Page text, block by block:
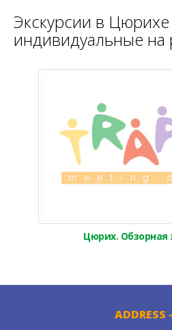
Экскурсии в
индивидуальные на
Цюрих. Обзорная
ADDRESS